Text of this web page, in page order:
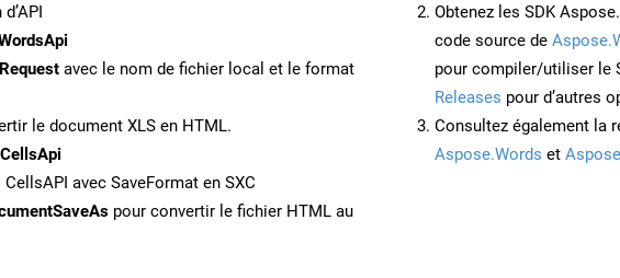
avec le nom de fichier local et le format
le document XLS en HTML.
CellsAPI avec SaveFormat en SXC
pour convertir le fichier HTML au
Obtenez les SDK
code source de
pour compiler/utiliser le
Releases pour d’autres
Consultez également la
Aspose.Words et